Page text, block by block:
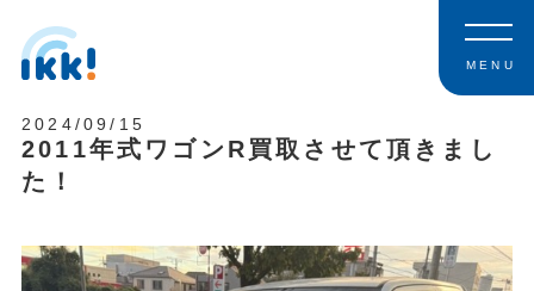
MENU
2024/09/15
2011年式ワゴンR買取させて頂きまし
た！